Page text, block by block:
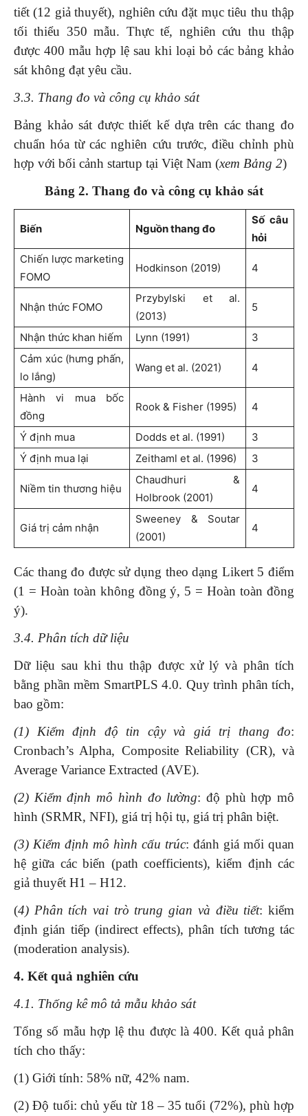
tiết (12 giả thuyết), nghiên cứu đặt mục tiêu thu thập
tối thiểu 350 mẫu. Thực tế, nghiên cứu thu thập
được 400 mẫu hợp lệ sau khi loại bỏ các bảng khảo
sát không đạt yêu cầu.
3.3. Thang đo và công cụ khảo sát
Bảng khảo sát được thiết kế dựa trên các thang đo
chuẩn hóa từ các nghiên cứu trước, điều chỉnh phù
hợp với bối cảnh startup tại Việt Nam (xem Bảng 2)
Bảng 2. Thang đo và công cụ khảo sát
Biến Nguồn thang đo
Số câu
hỏi
Chiến lược marketing
FOMO
Hodkinson (2019) 4
Nhận thức FOMO
Przybylski et al.
(2013)
5
Nhận thức khan hiếm Lynn (1991)
3
Cảm xúc (hưng phấn,
lo lắng)
Wang et al. (2021) 4
Hành vi mua bốc
đồng
Rook & Fisher (1995) 4
Ý định mua Dodds et al. (1991)
3
Ý định mua lại
Zeithaml et al. (1996) 3
Niềm tin thương hiệu
Chaudhuri &
Holbrook (2001)
4
Giá trị cảm nhận
Sweeney & Soutar
(2001)
4
Các thang đo được sử dụng theo dạng Likert 5 điểm
(1 = Hoàn toàn không đồng ý, 5 = Hoàn toàn đồng
ý).
3.4. Phân tích dữ liệu
Dữ liệu sau khi thu thập được xử lý và phân tích
bằng phần mềm SmartPLS 4.0. Quy trình phân tích,
bao gồm:
(1)
Kiểm định độ tin cậy và giá trị thang đo:
Cronbach’s Alpha, Composite Reliability (CR), và
Average Variance Extracted (AVE).
(2) Kiểm định mô hình đo lường: độ phù hợp mô
hình (SRMR, NFI), giá trị hội tụ, giá trị phân biệt.
(3) Kiểm định mô hình cấu trúc: đánh giá mối quan
hệ giữa các biến (path coefficients), kiểm định các
giả thuyết H1 – H12.
(4) Phân tích vai trò trung gian và điều tiết: kiểm
định gián tiếp (indirect effects), phân tích tương tác
(moderation analysis).
4. Kết quả nghiên cứu
4.1. Thống kê mô tả mẫu khảo sát
Tổng số mẫu hợp lệ thu được là 400. Kết quả phân
tích cho thấy:
(1) Giới tính: 58% nữ, 42% nam.
(2) Độ tuổi: chủ yếu từ 18 – 35 tuổi (72%), phù hợp